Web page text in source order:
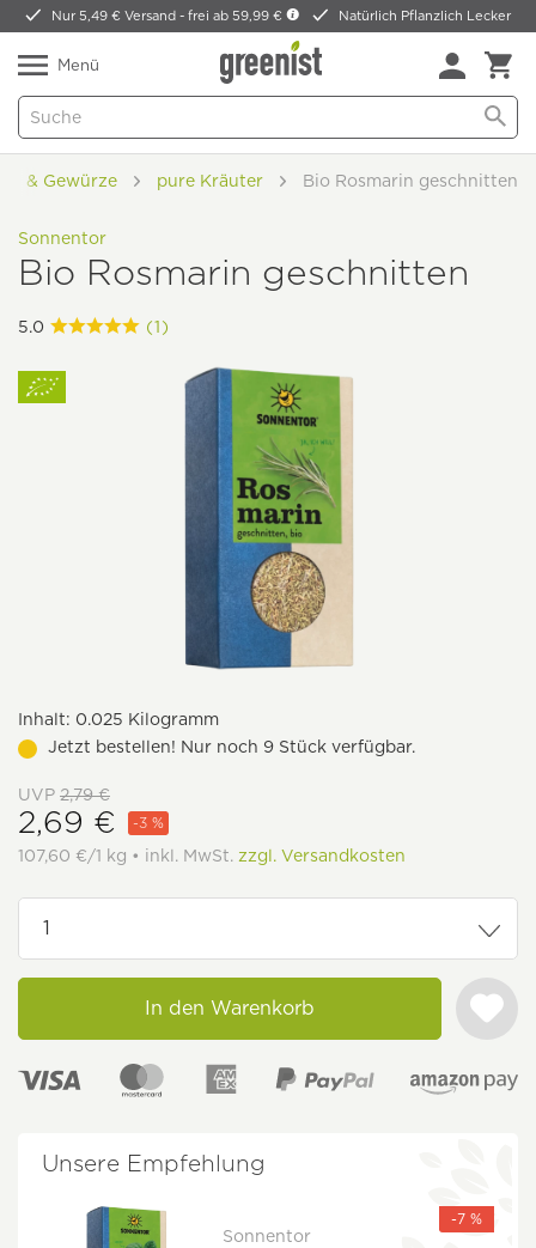
Nur 5,49 € Versand -frei ab 59,99 € Natürlich Pflanzlich Lecker
Menü
& Gewürze pure Kräuter Bio Rosmarin geschnitten
Sonnentor
Bio Rosmarin geschnitten
5.0 (1)
Inhalt: 0.025 Kilogramm
Jetzt bestellen! Nur noch 9 Stück verfügbar.
UVP 2,79 €
2,69 € -3 %
107,60 €/1 kg • inkl. MwSt. zzgl. Versandkosten
In den Warenkorb
Unsere Empfehlung
-7 %
Sonnentor